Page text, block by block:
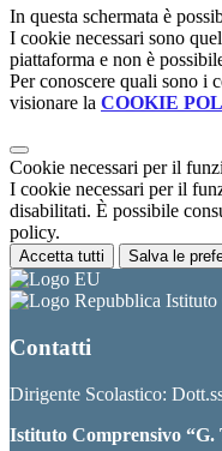
In questa schermata è
I cookie necessari sono
piattaforma e non è
Per conoscere quali sono i
visionare la COOKIE
Cookie necessari per il
I cookie necessari per il
disabilitati. È possibile
policy.
Accetta tutti Salva le
Istituto
Contatti
Dirigente Scolastico:
Istituto Comprensivo “G.